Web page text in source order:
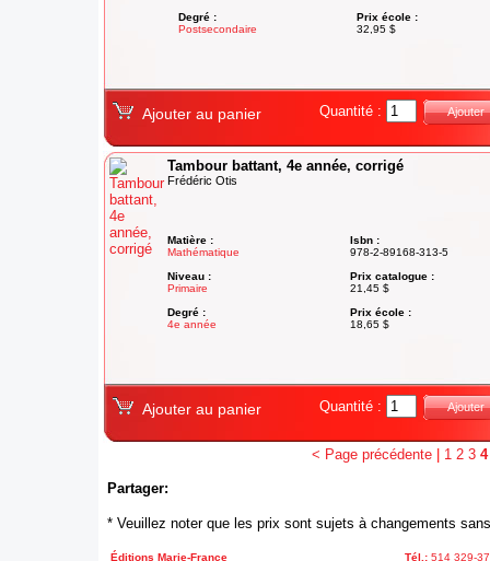
Degré :
Postsecondaire
Prix école :
32,95 $
Ajouter au panier Quantité : Ajouter
Tambour battant, 4e année, corrigé
Frédéric Otis
Matière :
Mathématique
Niveau :
Primaire
Degré :
4e année
Isbn :
978-2-89168-313-5
Prix catalogue :
21,45 $
Prix école :
18,65 $
Ajouter au panier Quantité : Ajouter
< Page précédente| 1 2 3 4
Partager:
* Veuillez noter que les prix sont sujets à changements
Éditions Marie-France Tél.: 514 329-